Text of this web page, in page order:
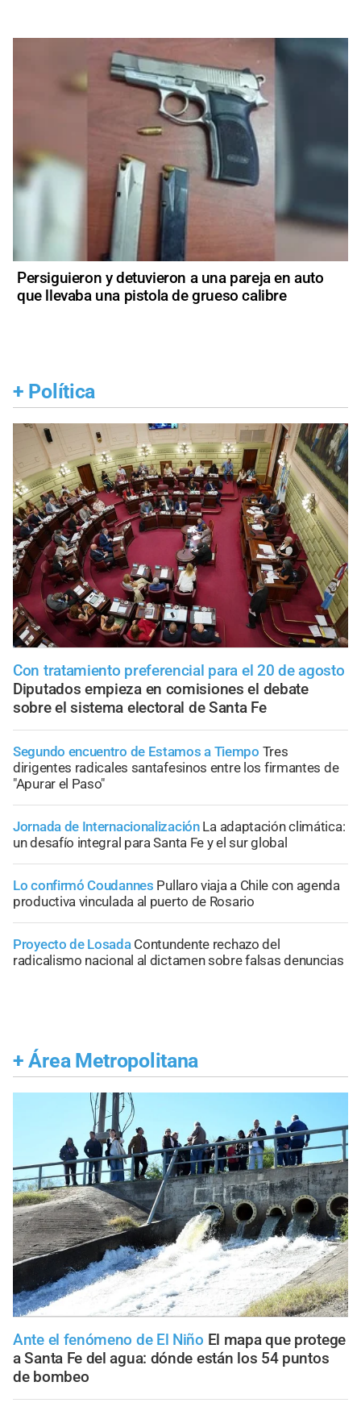
Persiguieron y detuvieron a una pareja en auto
que llevaba una pistola de grueso calibre
+ Política
Con tratamiento preferencial para el 20 de agosto
Diputados empieza en comisiones el debate
sobre el sistema electoral de Santa Fe
Segundo encuentro de Estamos a Tiempo Tres
dirigentes radicales santafesinos entre los firmantes de
"Apurar el Paso"
Jornada de Internacionalización La adaptación climática:
un desafío integral para Santa Fe y el sur global
Lo confirmó Coudannes Pullaro viaja a Chile con agenda
productiva vinculada al puerto de Rosario
Proyecto de Losada Contundente rechazo del
radicalismo nacional al dictamen sobre falsas denuncias
+ Área Metropolitana
Ante el fenómeno de El Niño El mapa que protege
a Santa Fe del agua: dónde están los 54 puntos
de bombeo